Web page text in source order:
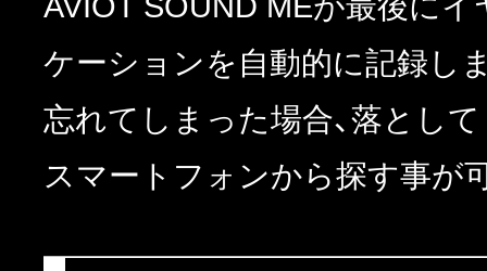
ケーションを自動的に記録し
忘れてしまった場合、落とし
スマートフォンから探す事が